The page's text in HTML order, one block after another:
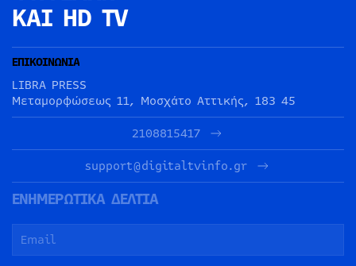
ΚΑΙ HD TV
ΕΠΙΚΟΙΝΩΝΙΑ
LIBRA PRESS
Μεταμορφώσεως 11, Μοσχάτο Αττικής, 183 45
2108815417
support@digitaltvinfo.gr
ΕΝΗΜΕΡΩΤΙΚΑ ΔΕΛΤΙΑ